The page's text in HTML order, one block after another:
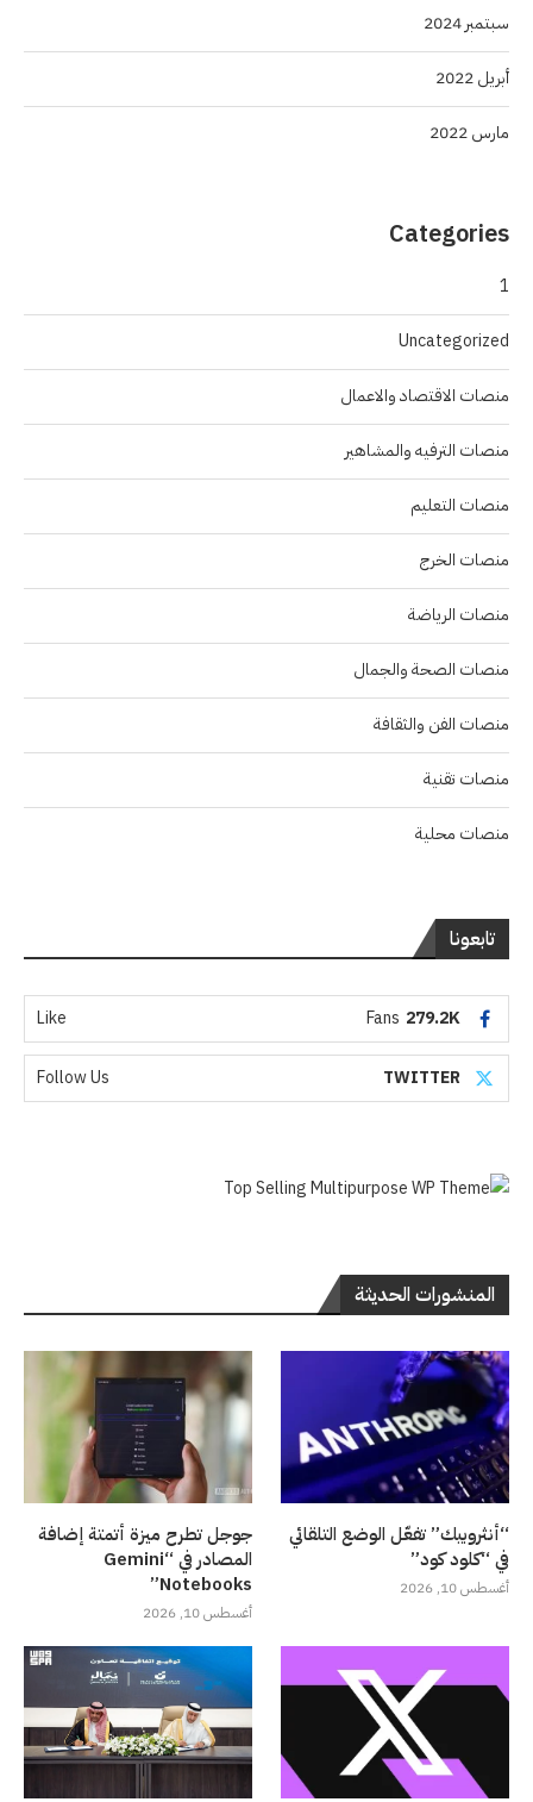
سبتمبر 2024
أبريل 2022
مارس 2022
Categories
1
Uncategorized
منصات الاقتصاد والاعمال
منصات الترفيه والمشاهير
منصات التعليم
منصات الخرج
منصات الرياضة
منصات الصحة والجمال
منصات الفن والثقافة
منصات تقنية
منصات محلية
تابعونا
279.2K
Fans
Like
TWITTER
Follow Us
المنشورات الحديثة
“أنثروبيك” تفعّل الوضع التلقائي
في “كلود كود”
أغسطس 10, 2026
جوجل تطرح ميزة أتمتة إضافة
المصادر في “Gemini
Notebooks”
أغسطس 10, 2026